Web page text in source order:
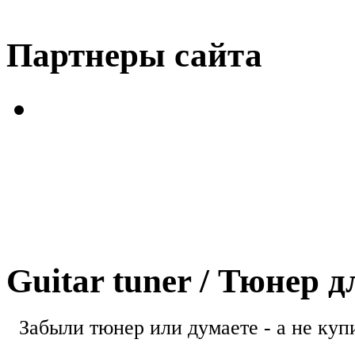
Партнеры сайта
Guitar tuner / Тюнер
Забыли тюнер или думаете - а не